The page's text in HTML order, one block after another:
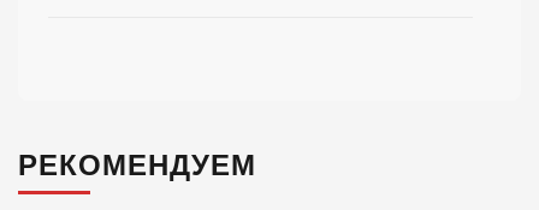
Чёрные флаги на побережье: где сегодня
РЕКОМЕНДУЕМ